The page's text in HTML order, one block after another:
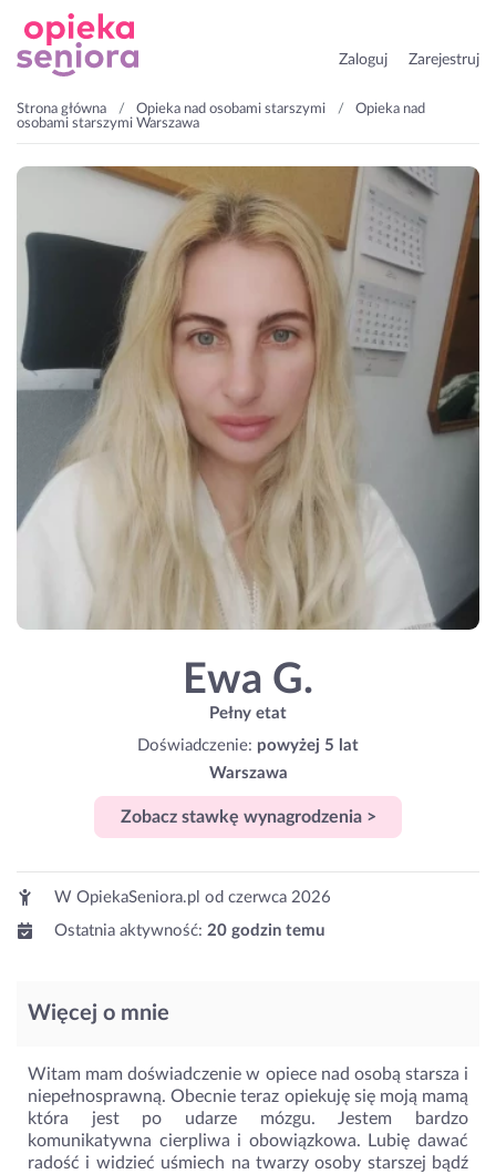
Zaloguj Zarejestruj
Strona główna Opieka nad osobami starszymi
Opieka nad
osobami starszymi Warszawa
Ewa G.
Pełny etat
Doświadczenie: powyżej 5 lat
Warszawa
Zobacz stawkę wynagrodzenia >
W OpiekaSeniora.pl od czerwca 2026
Ostatnia aktywność: 20 godzin temu
Więcej o mnie
Witam mam doświadczenie w opiece nad osobą starsza i
niepełnosprawną. Obecnie teraz opiekuję się moją mamą
która jest po udarze mózgu. Jestem bardzo
komunikatywna cierpliwa i obowiązkowa. Lubię dawać
radość i widzieć uśmiech na twarzy osoby starszej bądź